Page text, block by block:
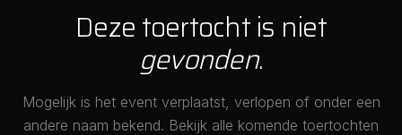
Deze toertocht is niet
gevonden.
Mogelijk is het event verplaatst, verlopen of onder een
andere naam bekend. Bekijk alle komende toertochten